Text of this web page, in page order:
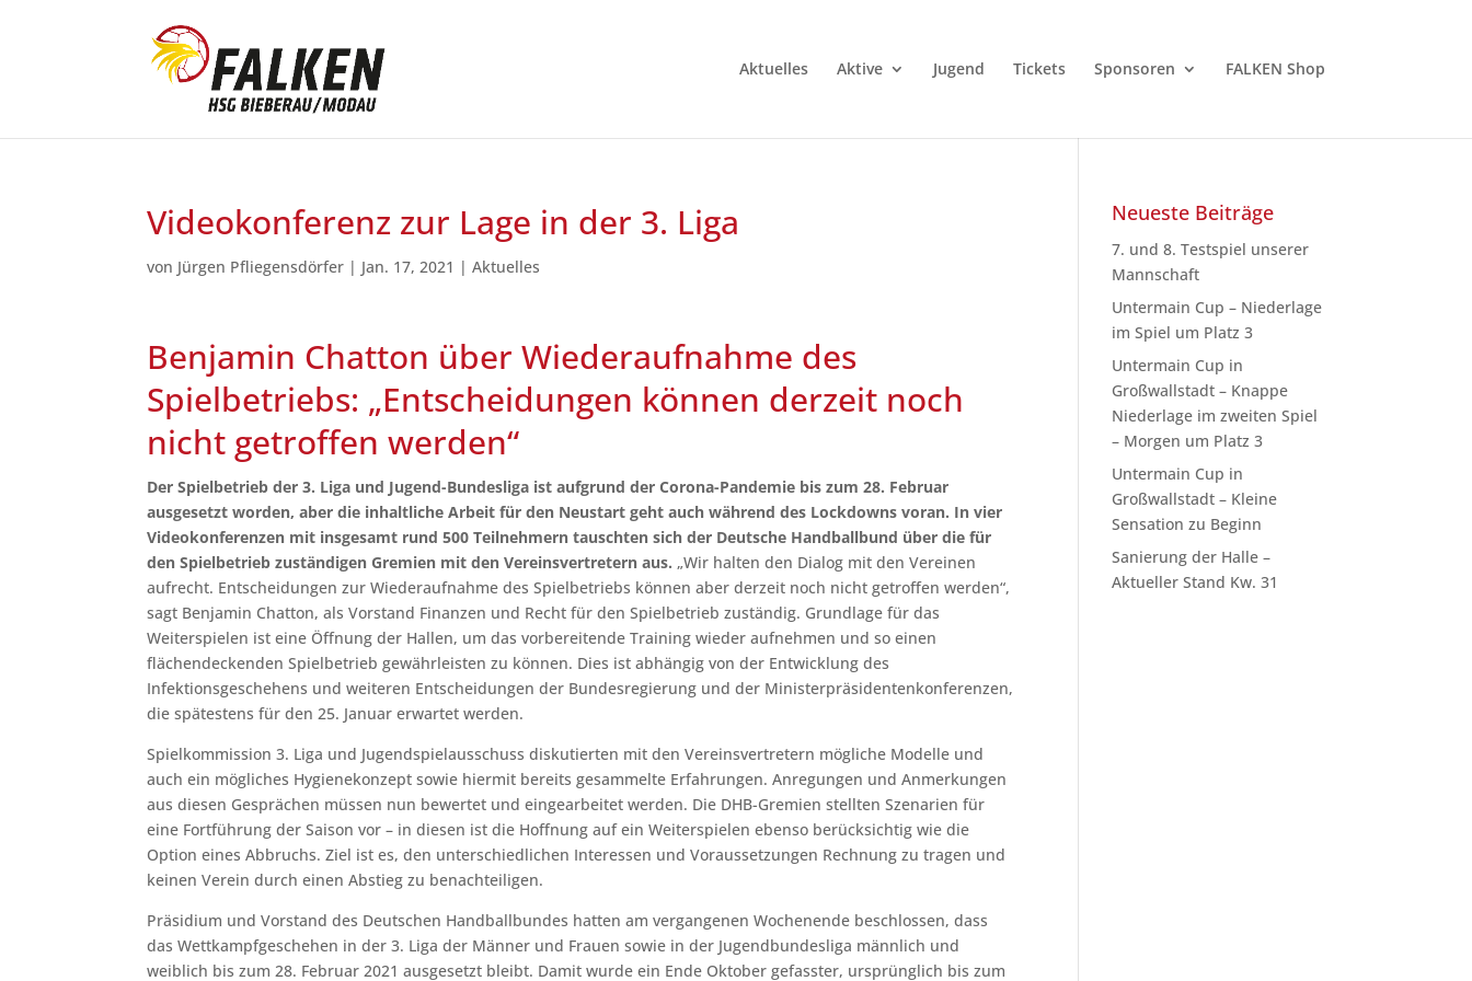
Aktuelles Aktive Jugend Tickets Sponsoren FALKEN Shop
Videokonferenz zur Lage in der 3. Liga
von Jürgen Pfliegensdörfer | Jan. 17, 2021 |Aktuelles
Benjamin Chatton über Wiederaufnahme des
Spielbetriebs: „Entscheidungen können derzeit noch
nicht getroffen werden“
Der Spielbetrieb der 3. Liga und Jugend-Bundesliga ist aufgrund der Corona-Pandemie bis zum 28. Februar
ausgesetzt worden, aber die inhaltliche Arbeit für den Neustart geht auch während des Lockdowns voran. In vier
Videokonferenzen mit insgesamt rund 500 Teilnehmern tauschten sich der Deutsche Handballbund über die für
den Spielbetrieb zuständigen Gremien mit den Vereinsvertretern aus.„Wir halten den Dialog mit den Vereinen
aufrecht. Entscheidungen zur Wiederaufnahme des Spielbetriebs können aber derzeit noch nicht getroffen werden“,
sagt Benjamin Chatton, als Vorstand Finanzen und Recht für den Spielbetrieb zuständig. Grundlage für das
Weiterspielen ist eine Öffnung der Hallen, um das vorbereitende Training wieder aufnehmen und so einen
flächendeckenden Spielbetrieb gewährleisten zu können. Dies ist abhängig von der Entwicklung des
Infektionsgeschehens und weiteren Entscheidungen der Bundesregierung und der Ministerpräsidentenkonferenzen,
die spätestens für den 25. Januar erwartet werden.
Spielkommission 3. Liga und Jugendspielausschuss diskutierten mit den Vereinsvertretern mögliche Modelle und
auch ein mögliches Hygienekonzept sowie hiermit bereits gesammelte Erfahrungen. Anregungen und Anmerkungen
aus diesen Gesprächen müssen nun bewertet und eingearbeitet werden. Die DHB-Gremien stellten Szenarien für
eine Fortführung der Saison vor – in diesen ist die Hoffnung auf ein Weiterspielen ebenso berücksichtig wie die
Option eines Abbruchs. Ziel ist es, den unterschiedlichen Interessen und Voraussetzungen Rechnung zu tragen und
keinen Verein durch einen Abstieg zu benachteiligen.
Präsidium und Vorstand des Deutschen Handballbundes hatten am vergangenen Wochenende beschlossen, dass
das Wettkampfgeschehen in der 3. Liga der Männer und Frauen sowie in der Jugendbundesliga männlich und
weiblich bis zum 28. Februar 2021 ausgesetzt bleibt. Damit wurde ein Ende Oktober gefasster, ursprünglich bis zum
Neueste Beiträge
7. und 8. Testspiel unserer
Mannschaft
Untermain Cup – Niederlage
im Spiel um Platz 3
Untermain Cup in
Großwallstadt – Knappe
Niederlage im zweiten Spiel
– Morgen um Platz 3
Untermain Cup in
Großwallstadt – Kleine
Sensation zu Beginn
Sanierung der Halle –
Aktueller Stand Kw. 31